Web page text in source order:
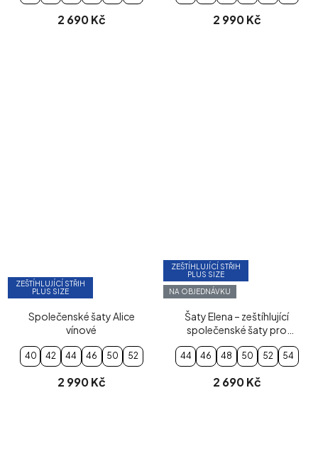
2 690 Kč 2 990 Kč
ZEŠTÍHLUJÍCÍ STŘIH
PLUS SIZE
Společenské šaty Alice
vínové
40 42 44 46 50 52
2 990 Kč
ZEŠTÍHLUJÍCÍ STŘIH
PLUS SIZE
NA OBJEDNÁVKU
Šaty Elena – zeštíhlující
společenské šaty pro
plnoštíhlé (černé)
44 46 48 50 52 54
2 690 Kč